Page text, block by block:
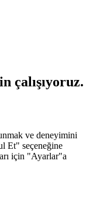
çalışıyoruz.
ve deneyimini
Et" seçeneğine
için "Ayarlar"a